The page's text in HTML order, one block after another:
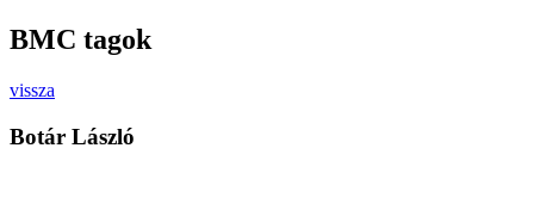
BMC tagok
vissza
Botár László